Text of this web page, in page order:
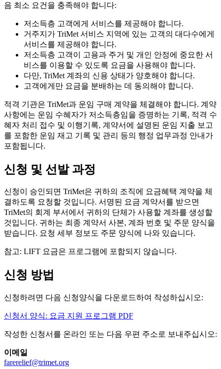
음 최소 요건을 충족해야 합니다:
저소득층 고객에게 서비스를 제공해야 합니다.
거주지가 TriMet 서비스 지역에 있는 고객의 대다수에게
서비스를 제공해야 합니다.
저소득층 고객이 고용과 주거 및 개인 안정에 중요한 서
비스를 이용할 수 있도록 요금을 사용해야 합니다.
다만, TriMet 계좌의 신용 상태가 양호해야 합니다.
고객에게만 요금을 분배하는 데 동의해야 합니다.
적격 기관은 TriMet과 운임 구매 계약을 체결해야 합니다. 계약
사항에는 운임 수혜자가 저소득층임을 증명하는 기록, 적격 수
혜자 처리 접수 및 이행기록, 계약서에 설명된 운임 지출 보고
를 포함한 운임 재고 기록 및 관리 등의 행정 업무과정 안내가
포함됩니다.
신청 및 선발 과정
신청이 승인되면 TriMet은 귀하의 조직에 요금혜택 계약을 체
결하도록 요청할 것입니다. 서명된 요금 계약서를 받으면
TriMet의 회계 부서에서 귀하의 단체가 사용할 계좌를 생성할
것입니다. 귀하는 최종 계약서 사본, 계좌 번호 및 주문 양식을
받습니다. 요청 세부 정보도 주문 양식에 나와 있습니다.
참고: LIFT 요금은 프로그램에 포함되지 않습니다.
신청 방법
신청하려면 다음 신청양식을 다운로드하여 작성하십시오:
신청서 양식: 요금 지원 프로그램 PDF
작성한 신청서를 온라인 또는 다음 우편 주소로 보내주십시오:
이메일
farerelief@trimet.org